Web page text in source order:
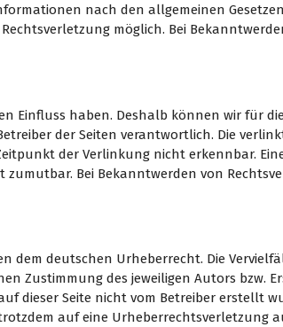
nach den allgemeinen
möglich. Bei
Einfluss haben. Deshalb können wir für
der Seiten verantwortlich. Die
der Verlinkung nicht erkennbar.
Bei Bekanntwerden von
deutschen Urheberrecht. Die
Zustimmung des jeweiligen Autors bzw.
dieser Seite nicht vom Betreiber erstellt
auf eine Urheberrechtsverletzung